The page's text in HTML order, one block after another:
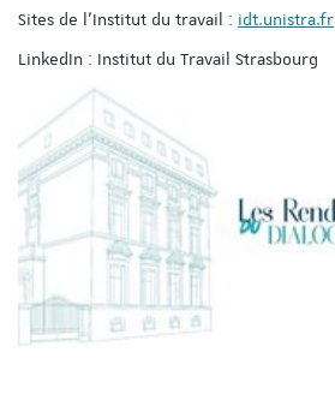
Sites de l'Institut du travail : idt.unistra.fr
LinkedIn : Institut du Travail Strasbourg